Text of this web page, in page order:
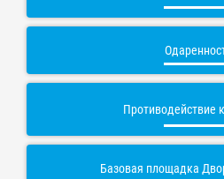
Противодействие
Базовая площадка